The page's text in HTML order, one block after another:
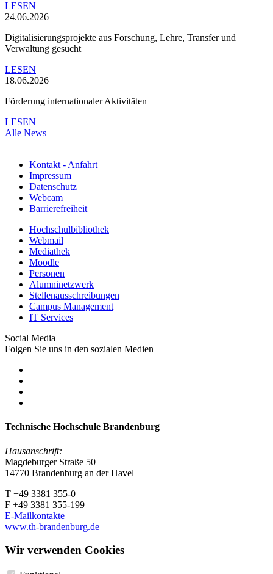
LESEN
24.06.2026
Digitalisierungsprojekte aus Forschung, Lehre, Transfer und
Verwaltung gesucht
LESEN
18.06.2026
Förderung internationaler Aktivitäten
LESEN
Alle News
Kontakt - Anfahrt
Impressum
Datenschutz
Webcam
Barrierefreiheit
Hochschulbibliothek
Webmail
Mediathek
Moodle
Personen
Alumninetzwerk
Stellenausschreibungen
Campus Management
IT Services
Social Media
Folgen Sie uns in den sozialen Medien
Technische Hochschule Brandenburg
Hausanschrift:
Magdeburger Straße 50
14770 Brandenburg an der Havel
T +49 3381 355-0
F +49 3381 355-199
E-Mailkontakte
www.th-brandenburg.de
Wir verwenden Cookies